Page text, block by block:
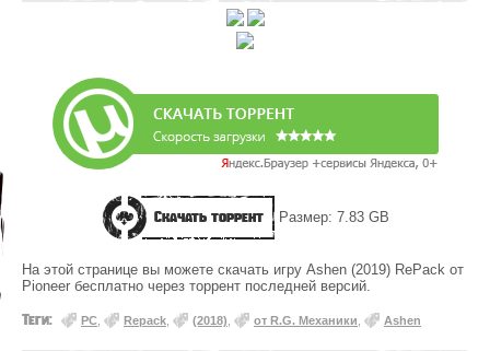
Скачать торрент Размер: 7.83 GB
На этой странице вы можете скачать игру Ashen (2019) RePack от
Pioneer бесплатно через торрент последней версий.
Теги: PC Repack (2018) от R.G. Механики Ashen